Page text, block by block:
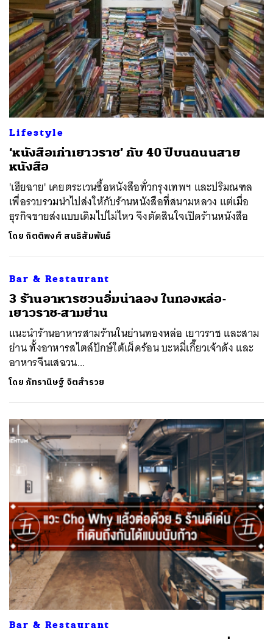
Lifestyle
‘หนังสือเก่าเยาวราช’ กับ 40 ปีบนถนนสาย
หนังสือ
'เฮียฉาย' เคยตระเวนซื้อหนังสือทั่วกรุงเทพฯ และปริมณฑล
เพื่อรวบรวมนำไปส่งให้กับร้านหนังสือที่สนามหลวง แต่เมื่อ
ธุรกิจขายส่งแบบเดิมไปไม่ไหว จึงตัดสินใจเปิดร้านหนังสือ
โดย กิตติพงศ์ สนธิสัมพันธ์
Bar & Restaurant
​3 ร้านอาหารชวนอิ่มน่าลอง ในทองหล่อ-
เยาวราช-สามย่าน
แนะนำร้านอาหารสามร้านในย่านทองหล่อ เยาวราช และสาม
ย่าน ทั้งอาหารสไตล์ปักษ์ใต้เผ็ดร้อน บะหมี่เกี๊ยวเจ้าดัง และ
อาหารจีนเสฉวน...
โดย ภัทรานิษฐ์ จิตสำรวย
Bar & Restaurant